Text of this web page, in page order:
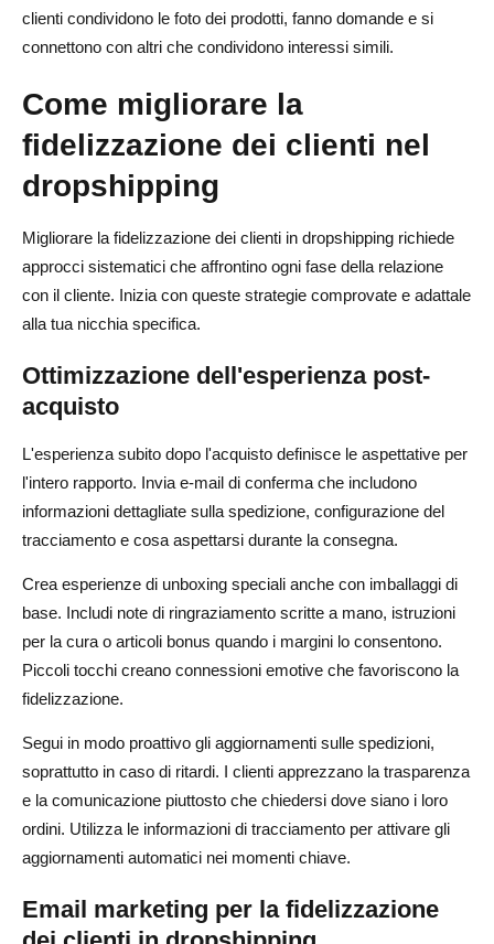
clienti condividono le foto dei prodotti, fanno domande e si
connettono con altri che condividono interessi simili.
Come migliorare la
fidelizzazione dei clienti nel
dropshipping
Migliorare la fidelizzazione dei clienti in dropshipping richiede
approcci sistematici che affrontino ogni fase della relazione
con il cliente. Inizia con queste strategie comprovate e adattale
alla tua nicchia specifica.
Ottimizzazione dell'esperienza post-
acquisto
L'esperienza subito dopo l'acquisto definisce le aspettative per
l'intero rapporto. Invia e-mail di conferma che includono
informazioni dettagliate sulla spedizione, configurazione del
tracciamento e cosa aspettarsi durante la consegna.
Crea esperienze di unboxing speciali anche con imballaggi di
base. Includi note di ringraziamento scritte a mano, istruzioni
per la cura o articoli bonus quando i margini lo consentono.
Piccoli tocchi creano connessioni emotive che favoriscono la
fidelizzazione.
Segui in modo proattivo gli aggiornamenti sulle spedizioni,
soprattutto in caso di ritardi. I clienti apprezzano la trasparenza
e la comunicazione piuttosto che chiedersi dove siano i loro
ordini. Utilizza le informazioni di tracciamento per attivare gli
aggiornamenti automatici nei momenti chiave.
Email marketing per la fidelizzazione